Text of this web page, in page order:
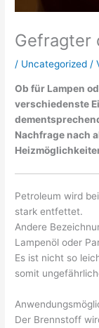
Gefragter
/ Uncategorized /
Ob für Lampen
verschiedenste
Nachfrage nach
Petroleum wird
stark entfettet.
Andere
Lampenöl oder
Es ist nicht so
somit
Der Brennstoff